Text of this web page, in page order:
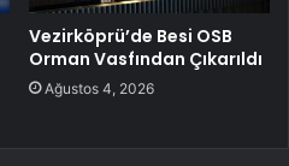
Vezirköprü’de Besi OSB
Orman Vasfından Çıkarıldı
Ağustos 4, 2026